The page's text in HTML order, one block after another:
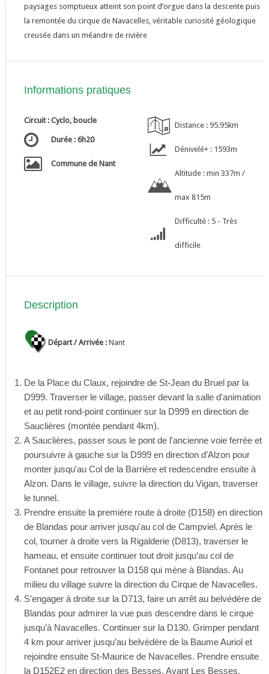
paysages somptueux atteint son point d’orgue dans la descente puis
la remontée du cirque de Navacelles, véritable curiosité géologique
creusée dans un méandre de rivière
Informations pratiques
Circuit : Cyclo, boucle
Durée : 6h20
Commune de Nant
Distance : 95.95km
Dénivelé+ : 1593m
Altitude : min 337m /
max 815m
Difficulté : 5 - Très
difficile
Description
Départ / Arrivée : Nant
De la Place du Claux, rejoindre de St-Jean du Bruel par la
D999. Traverser le village, passer devant la salle d'animation
et au petit rond-point continuer sur la D999 en direction de
Sauclières (montée pendant 4km).
A Sauclières, passer sous le pont de l'ancienne voie ferrée et
poursuivre à gauche sur la D999 en direction d’Alzon pour
monter jusqu'au Col de la Barrière et redescendre ensuite à
Alzon. Dans le village, suivre la direction du Vigan, traverser
le tunnel.
Prendre ensuite la première route à droite (D158) en direction
de Blandas pour arriver jusqu'au col de Campviel. Après le
col, tourner à droite vers la Rigalderie (D813), traverser le
hameau, et ensuite continuer tout droit jusqu’au col de
Fontanet pour retrouver la D158 qui mène à Blandas. Au
milieu du village suivre la direction du Cirque de Navacelles.
S'engager à droite sur la D713, faire un arrêt au belvédère de
Blandas pour admirer la vue puis descendre dans le cirque
jusqu’à Navacelles. Continuer sur la D130. Grimper pendant
4 km pour arriver jusqu’au belvédère de la Baume Auriol et
rejoindre ensuite St-Maurice de Navacelles. Prendre ensuite
la D152E2 en direction des Besses. Avant Les Besses,